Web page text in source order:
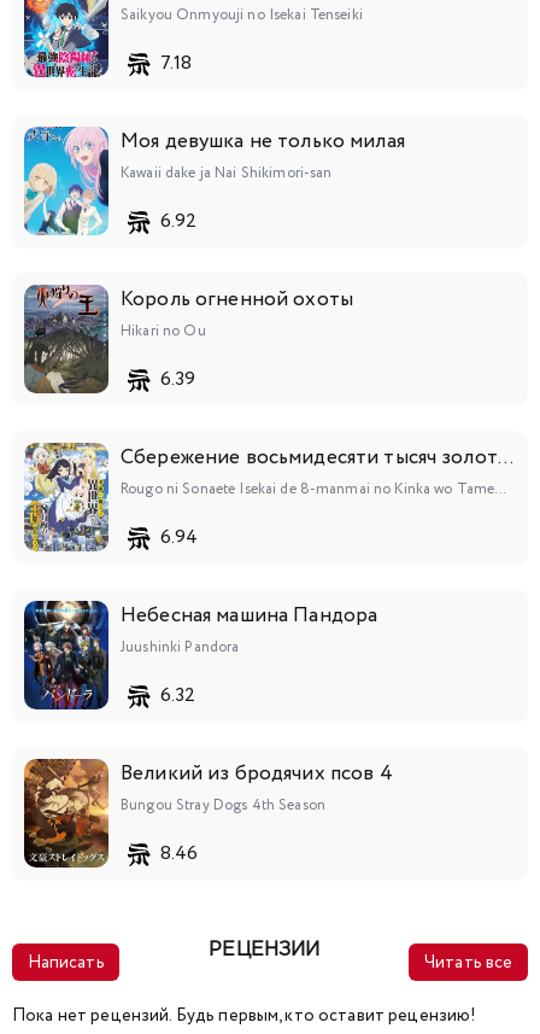
Saikyou Onmyouji no Isekai Tenseiki
7.18
Моя девушка не только милая
Kawaii dake ja Nai Shikimori-san
6.92
Король огненной охоты
Hikari no Ou
6.39
Сбережение восьмидесяти тысяч золотых монет в другом мире к моей старости
Rougo ni Sonaete Isekai de 8-manmai no Kinka wo Tamemasu
6.94
Небесная машина Пандора
Juushinki Pandora
6.32
Великий из бродячих псов 4
Bungou Stray Dogs 4th Season
8.46
Написать
РЕЦЕНЗИИ
Читать все
Пока нет рецензий. Будь первым, кто оставит рецензию!